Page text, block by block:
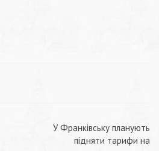
У Франківську планують
підняти тарифи на